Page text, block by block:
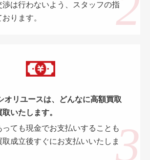
渉は行わないよう、スタッフの指
ります。
リユースは、どんなに高額買取
いたします。
っても現金でお支払いすることも
取成立後すぐにお支払いいたしま